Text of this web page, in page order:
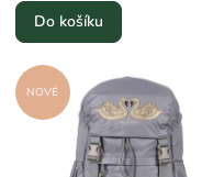
Do košíku
NOVÉ